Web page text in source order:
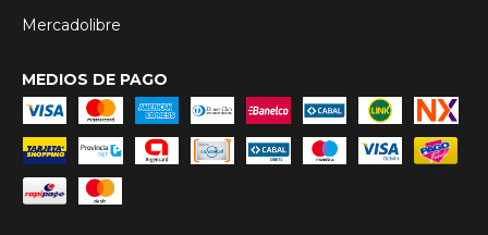
Mercadolibre
MEDIOS DE PAGO